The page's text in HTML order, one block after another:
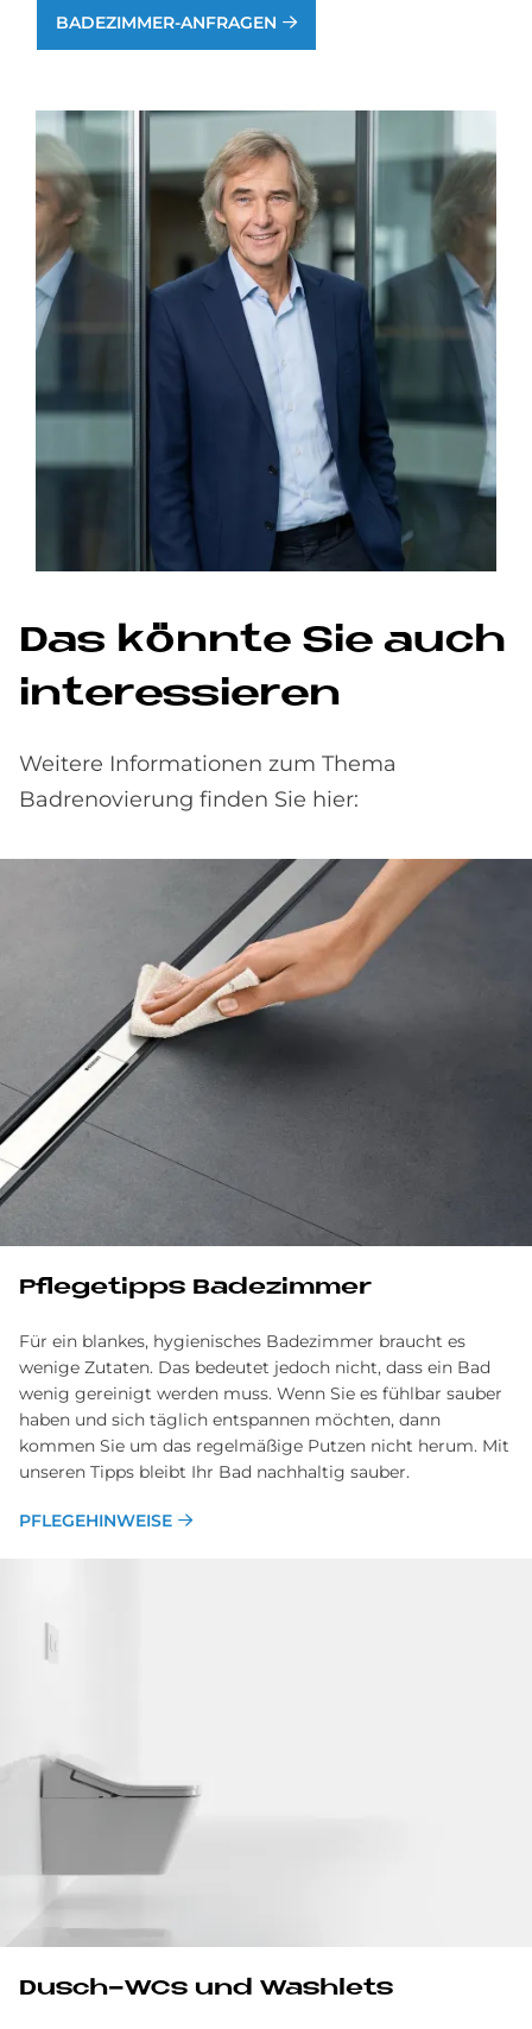
BADEZIMMER-ANFRAGEN
Das könnte Sie auch
interessieren
Weitere Informationen zum Thema
Badrenovierung finden Sie hier:
Pflegetipps Badezimmer
Für ein blankes, hygienisches Badezimmer braucht es
wenige Zutaten. Das bedeutet jedoch nicht, dass ein Bad
wenig gereinigt werden muss. Wenn Sie es fühlbar sauber
haben und sich täglich entspannen möchten, dann
kommen Sie um das regelmäßige Putzen nicht herum. Mit
unseren Tipps bleibt Ihr Bad nachhaltig sauber.
PFLEGEHINWEISE
Dusch-WCs und Washlets